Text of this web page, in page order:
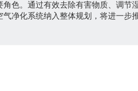
色。通过有效去除有害物质、调
净化系统纳入整体规划，将进一步